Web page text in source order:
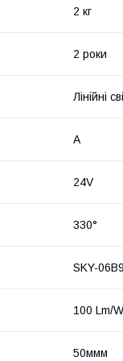
2 кг
2 роки
Лінійні
А
24V
330°
SKY-
100 Lm/W
50ммм